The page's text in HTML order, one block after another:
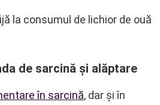
la consumul de lichior de ouă
de sarcină și alăptare
în sarcină, dar și în